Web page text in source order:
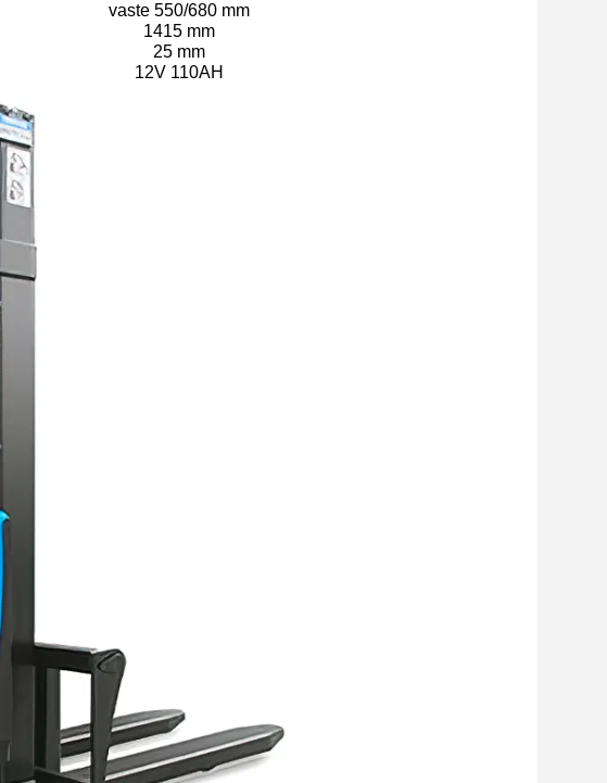
vaste 550/680 mm
1415 mm
25 mm
12V 110AH